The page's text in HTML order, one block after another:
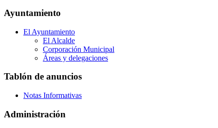
Ayuntamiento
El Ayuntamiento
El Alcalde
Corporación Municipal
Áreas y delegaciones
Tablón de anuncios
Notas Informativas
Administración